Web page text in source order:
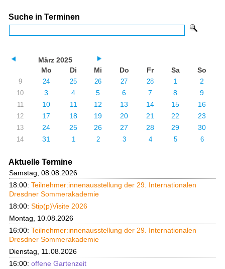
Suche in Terminen
März 2025
Mo
Di Mi Do Fr Sa So
9 24 25 26 27 28 1 2
10 3 4 5 6 7 8 9
11 10 11 12 13 14 15 16
12 17 18 19 20 21 22 23
13 24 25 26 27 28 29 30
14 31 1 2 3 4 5 6
Aktuelle Termine
Samstag, 08.08.2026
18:00: Teilnehmer:innenausstellung der 29. Internationalen
Dresdner Sommerakademie
18:00: Stip(p)Visite 2026
Montag, 10.08.2026
16:00: Teilnehmer:innenausstellung der 29. Internationalen
Dresdner Sommerakademie
Dienstag, 11.08.2026
16:00: offene Gartenzeit